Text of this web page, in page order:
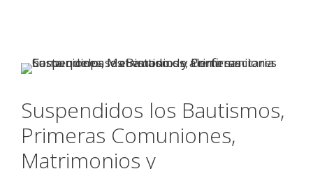
Suspendidos los Bautismos,
Primeras Comuniones,
Matrimonios y